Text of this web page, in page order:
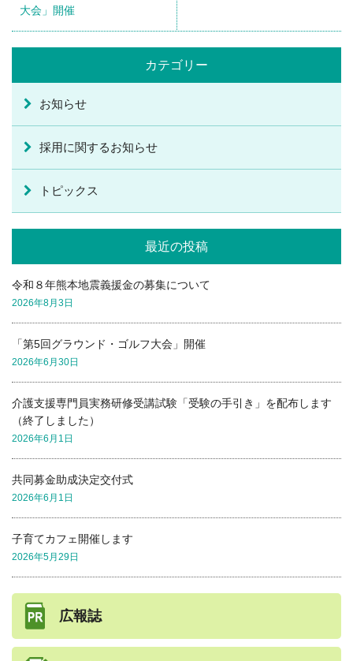
大会」開催
カテゴリー
お知らせ
採用に関するお知らせ
トピックス
最近の投稿
令和８年熊本地震義援金の募集について
2026年8月3日
「第5回グラウンド・ゴルフ大会」開催
2026年6月30日
介護支援専門員実務研修受講試験「受験の手引き」を配布します
（終了しました）
2026年6月1日
共同募金助成決定交付式
2026年6月1日
子育てカフェ開催します
2026年5月29日
広報誌